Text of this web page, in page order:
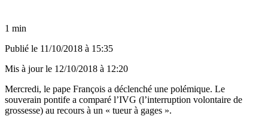
1 min
Publié le 11/10/2018 à 15:35
Mis à jour le 12/10/2018 à 12:20
Mercredi, le pape François a déclenché une polémique. Le
souverain pontife a comparé l’IVG (l’interruption volontaire de
grossesse) au recours à un « tueur à gages ».